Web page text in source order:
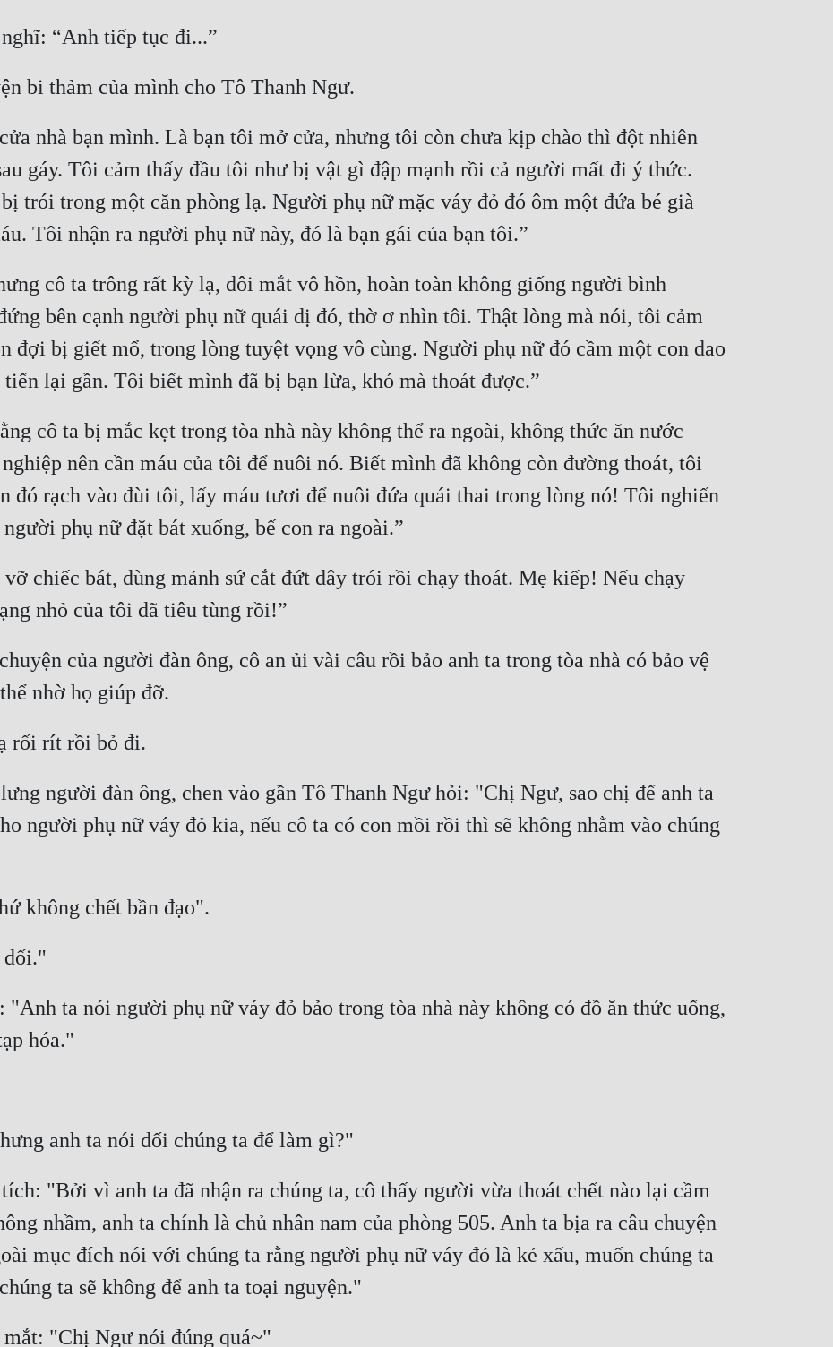
“Anh tiếp tục đi...”
bi thảm của mình cho Tô Thanh Ngư.
nhà bạn mình. Là bạn tôi mở cửa, nhưng tôi còn chưa kịp chào thì đột nhiên
gáy. Tôi cảm thấy đầu tôi như bị vật gì đập mạnh rồi cả người mất đi ý thức.
trói trong một căn phòng lạ. Người phụ nữ mặc váy đỏ đó ôm một đứa bé già
Tôi nhận ra người phụ nữ này, đó là bạn gái của bạn tôi.”
cô ta trông rất kỳ lạ, đôi mắt vô hồn, hoàn toàn không giống người bình
bên cạnh người phụ nữ quái dị đó, thờ ơ nhìn tôi. Thật lòng mà nói, tôi cảm
đợi bị giết mổ, trong lòng tuyệt vọng vô cùng. Người phụ nữ đó cầm một con dao
tiến lại gần. Tôi biết mình đã bị bạn lừa, khó mà thoát được.”
cô ta bị mắc kẹt trong tòa nhà này không thể ra ngoài, không thức ăn nước
nên cần máu của tôi để nuôi nó. Biết mình đã không còn đường thoát, tôi
đó rạch vào đùi tôi, lấy máu tươi để nuôi đứa quái thai trong lòng nó! Tôi nghiến
phụ nữ đặt bát xuống, bế con ra ngoài.”
chiếc bát, dùng mảnh sứ cắt đứt dây trói rồi chạy thoát. Mẹ kiếp! Nếu chạy
nhỏ của tôi đã tiêu tùng rồi!”
của người đàn ông, cô an ủi vài câu rồi bảo anh ta trong tòa nhà có bảo vệ
nhờ họ giúp đỡ.
rối rít rồi bỏ đi.
người đàn ông, chen vào gần Tô Thanh Ngư hỏi: "Chị Ngư, sao chị để anh ta
người phụ nữ váy đỏ kia, nếu cô ta có con mồi rồi thì sẽ không nhằm vào chúng
không chết bần đạo".
dối."
"Anh ta nói người phụ nữ váy đỏ bảo trong tòa nhà này không có đồ ăn thức uống,
hóa."
anh ta nói dối chúng ta để làm gì?"
"Bởi vì anh ta đã nhận ra chúng ta, cô thấy người vừa thoát chết nào lại cầm
nhầm, anh ta chính là chủ nhân nam của phòng 505. Anh ta bịa ra câu chuyện
mục đích nói với chúng ta rằng người phụ nữ váy đỏ là kẻ xấu, muốn chúng ta
ta sẽ không để anh ta toại nguyện."
"Chị Ngư nói đúng quá~"